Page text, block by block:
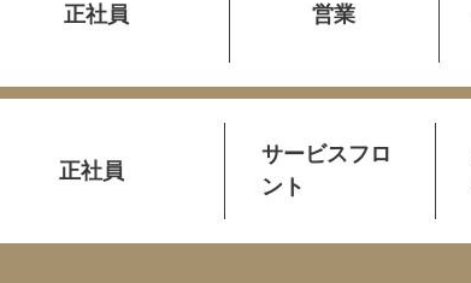
正社員 営業
正社員
サービスフロ
ント